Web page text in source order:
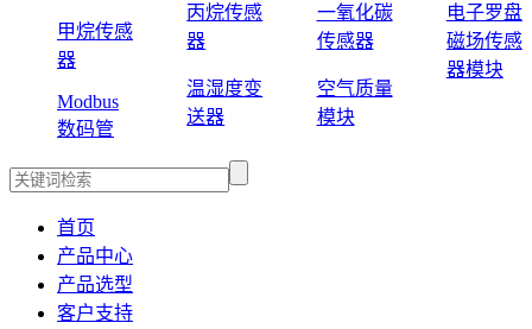
甲烷传感
器
Modbus
数码管
丙烷传感
器
温湿度变
送器
一氧化碳
传感器
空气质量
模块
电子罗盘
磁场传感
器模块
首页
产品中心
产品选型
客户支持